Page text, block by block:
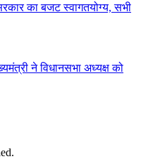
का बजट स्वागतयोग्य, सभी
ने विधानसभा अध्यक्ष को